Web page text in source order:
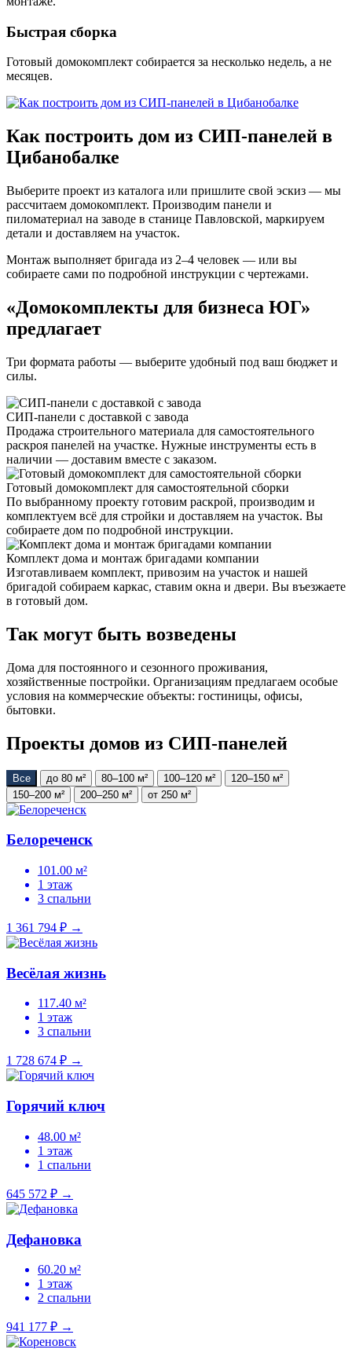
Быстрая сборка
Готовый домокомплект собирается за несколько недель, а не
месяцев.
Как построить дом из СИП-панелей в
Цибанобалке
Выберите проект из каталога или пришлите свой эскиз — мы
рассчитаем домокомплект. Производим панели и
пиломатериал на заводе в станице Павловской, маркируем
детали и доставляем на участок.
Монтаж выполняет бригада из 2–4 человек — или вы
собираете сами по подробной инструкции с чертежами.
«Домокомплекты для бизнеса ЮГ»
предлагает
Три формата работы — выберите удобный под ваш бюджет и
силы.
СИП-панели с доставкой с завода
Продажа строительного материала для самостоятельного
раскроя панелей на участке. Нужные инструменты есть в
наличии — доставим вместе с заказом.
Готовый домокомплект для самостоятельной сборки
По выбранному проекту готовим раскрой, производим и
комплектуем всё для стройки и доставляем на участок. Вы
собираете дом по подробной инструкции.
Комплект дома и монтаж бригадами компании
Изготавливаем комплект, привозим на участок и нашей
бригадой собираем каркас, ставим окна и двери. Вы въезжаете
в готовый дом.
Так могут быть возведены
Дома для постоянного и сезонного проживания,
хозяйственные постройки. Организациям предлагаем особые
условия на коммерческие объекты: гостиницы, офисы,
бытовки.
Проекты домов из СИП-панелей
Все до 80 м² 80–100 м² 100–120 м²
120–150 м²
150–200 м²
200–250 м² от 250 м²
Белореченск
101.00 м²
1 этаж
3 спальни
1 361 794 ₽ →
Весёлая жизнь
117.40 м²
1 этаж
3 спальни
1 728 674 ₽ →
Горячий ключ
48.00 м²
1 этаж
1 спальни
645 572 ₽ →
Дефановка
60.20 м²
1 этаж
2 спальни
941 177 ₽ →